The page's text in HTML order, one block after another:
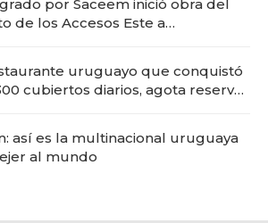
por Saceem inició obra del
de los Accesos Este a
uruguayo que conquistó
cubiertos diarios, agota reservas
así es la multinacional uruguaya
al mundo